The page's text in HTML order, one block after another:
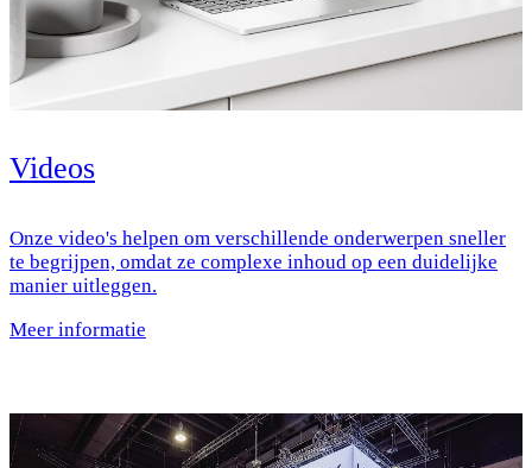
Videos
Onze video's helpen om verschillende onderwerpen sneller
te begrijpen, omdat ze complexe inhoud op een duidelijke
manier uitleggen.
Meer informatie